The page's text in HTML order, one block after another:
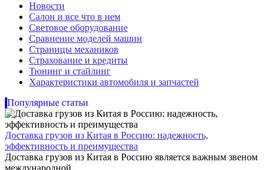
Новости
Салон и все что в нем
Световое оборудование
Сравнение моделей машин
Страницы механиков
Страхование и кредиты
Тюнинг и стайлинг
Характеристики автомобиля и запчастей
Популярные статьи
Доставка грузов из Китая в Россию: надежность,
эффективность и преимущества
Доставка грузов из Китая в Россию является важным звеном
международной...